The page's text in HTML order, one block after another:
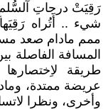
رَقِيَتْ درجاتِ
شيء .. أَتُراه
ممم مادام صعد
المسافة الفاصلة
طريقة
عريضة ممتدة،
وأخرى، ونظرا